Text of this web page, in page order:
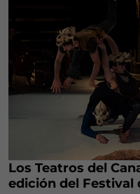
Los Teatros del
edición del Festival